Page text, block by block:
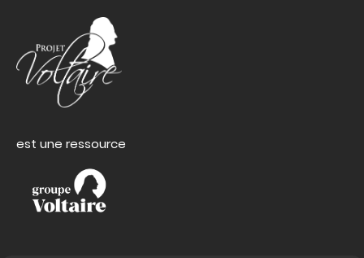
est une ressource